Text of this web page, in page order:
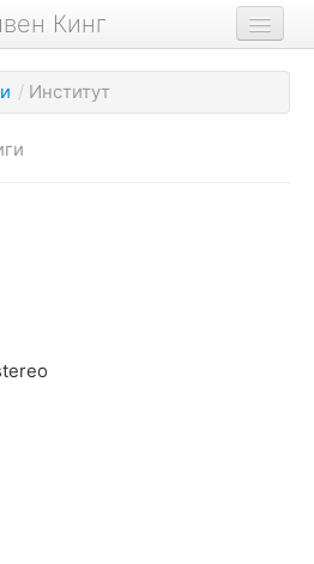
Кинг
/ Институт